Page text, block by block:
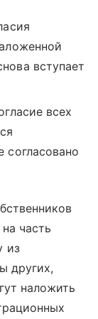
вступает
всех
согласовано
часть
из
других,
наложить